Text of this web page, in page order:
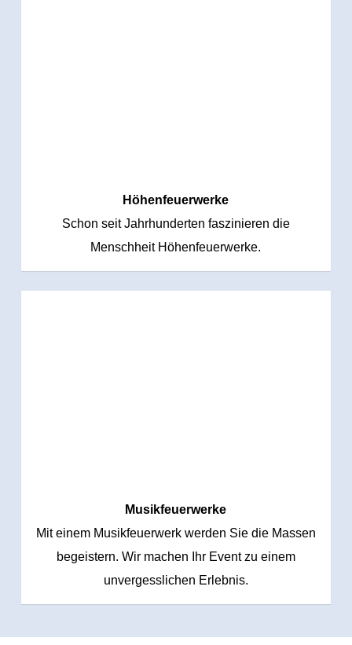
Höhenfeuerwerke
Schon seit Jahrhunderten faszinieren die
Menschheit Höhenfeuerwerke.
Musikfeuerwerke
Mit einem Musikfeuerwerk werden Sie die Massen
begeistern. Wir machen Ihr Event zu einem
unvergesslichen Erlebnis.